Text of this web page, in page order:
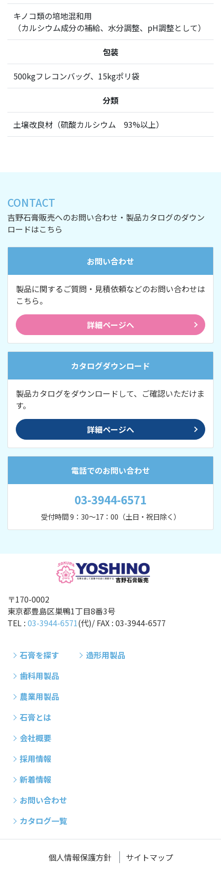
キノコ類の培地混和用
（カルシウム成分の補給、水分調整、pH調整として）
包装
500kgフレコンバッグ、15kgポリ袋
分類
土壌改良材（硫酸カルシウム 93%以上）
CONTACT
吉野石膏販売へのお問い合わせ・製品カタログのダウン
ロードはこちら
お問い合わせ
製品に関するご質問・見積依頼などのお問い合わせは
こちら。
詳細ページへ
カタログダウンロード
製品カタログをダウンロードして、ご確認いただけま
す。
詳細ページへ
電話でのお問い合わせ
03-3944-6571
受付時間 9：30～17：00（土日・祝日除く）
〒170-0002
東京都豊島区巣鴨1丁目8番3号
TEL : 03-3944-6571(代)/ FAX : 03-3944-6577
石膏を探す
造形用製品
歯科用製品
農業用製品
石膏とは
会社概要
採用情報
新着情報
お問い合わせ
カタログ一覧
個人情報保護方針 サイトマップ